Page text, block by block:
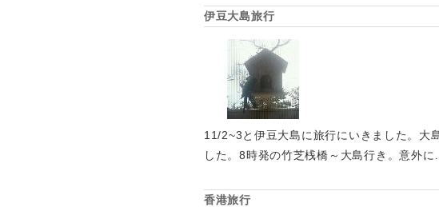
伊豆大島旅行
11/2~3と伊豆大島に旅行にいきました。大
した。8時発の竹芝桟橋～大島行き。意外に
香港旅行